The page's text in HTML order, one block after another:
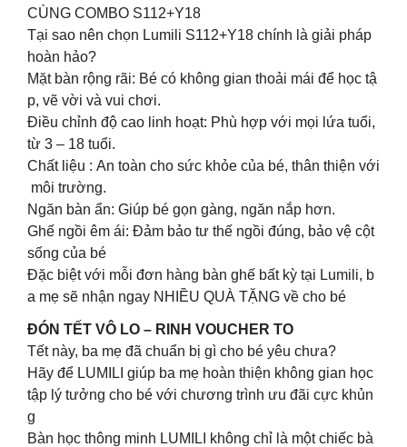
CÙNG COMBO S112+Y18
Tại sao nên chọn Lumili S112+Y18 chính là giải pháp
hoàn hảo?
Mặt bàn rộng rãi: Bé có không gian thoải mái để học tậ
p, vẽ vời và vui chơi.
Điều chỉnh độ cao linh hoạt: Phù hợp với mọi lứa tuổi,
từ 3 – 18 tuổi.
Chất liệu : An toàn cho sức khỏe của bé, thân thiện với
môi trường.
Ngăn bàn ẩn: Giúp bé gọn gàng, ngăn nắp hơn.
Ghế ngồi êm ái: Đảm bảo tư thế ngồi đúng, bảo vệ cột
sống của bé
Đặc biệt với mỗi đơn hàng bàn ghế bất kỳ tại Lumili, b
a mẹ sẽ nhận ngay NHIỀU QUÀ TẶNG về cho bé
ĐÓN TẾT VÔ LO – RINH VOUCHER TO
Tết này, ba mẹ đã chuẩn bị gì cho bé yêu chưa?
Hãy để LUMILI giúp ba mẹ hoàn thiện không gian học
tập lý tưởng cho bé với chương trình ưu đãi cực khủn
g
Bàn học thông minh LUMILI không chỉ là một chiếc bà